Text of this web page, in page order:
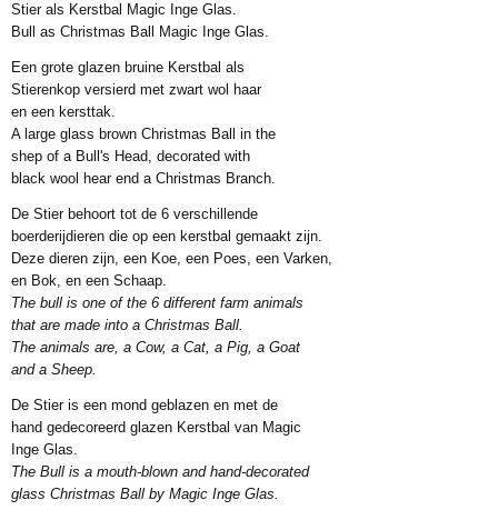
Productcode leverancier
40641H812
Afmetingen (l,b,h)
0 x 10 x 0 cm
Stier als Kerstbal Magic Inge Glas.
Bull as Christmas Ball Magic Inge Glas.
Een grote glazen bruine Kerstbal als
Stierenkop versierd met zwart wol haar
en een kersttak.
A large glass brown Christmas Ball in the
shep of a Bull's Head, decorated with
black wool hear end a Christmas Branch.
De Stier behoort tot de 6 verschillende
boerderijdieren die op een kerstbal gemaakt zijn.
Deze dieren zijn, een Koe, een Poes, een Varken,
en Bok, en een Schaap.
The bull is one of the 6 different farm animals
that are made into a Christmas Ball.
The animals are, a Cow, a Cat, a Pig, a Goat
and a Sheep.
De Stier is een mond geblazen en met de
hand gedecoreerd glazen Kerstbal van Magic
Inge Glas.
The Bull is a mouth-blown and hand-decorated
glass Christmas Ball by Magic Inge Glas.